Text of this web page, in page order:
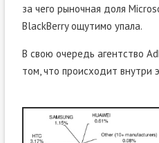
за чего рыночная доля
BlackBerry ощутимо упала.
В свою очередь агентство
том, что происходит внутри